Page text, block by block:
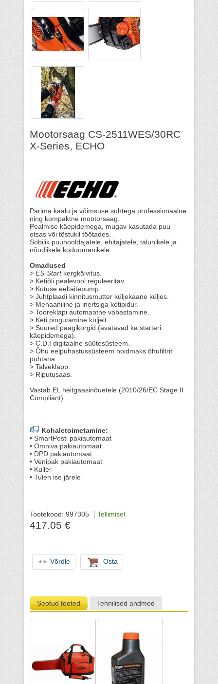
Mootorsaag CS-2511WES/30RC
X-Series, ECHO
Parima kaalu ja võimsuse suhtega professionaalne
ning kompaktne mootorsaag.
Pealmise käepidemega, mugav kasutada puu
otsas või tõstukil töötades.
Sobilik puuhooldajatele, ehitajatele, talunikele ja
nõudlikele koduomanikele.
Omadused
> ES-Startkergkäivitus.
> Ketiõli pealevool reguleeritav.
> Kütuse eeltäitepump.
> Juhtplaadi kinnitusmutter küljekaane küljes.
> Mehaaniline ja inertsiga ketipidur.
> Tooreklapi automaatne vabastamine.
> Keti pingutamine küljelt.
> Suured paagikorgid (avatavad ka starteri
käepidemega).
> C.D.I digitaalne süütesüsteem.
> Õhu eelpuhastussüsteem hoidmaks õhufiltrit
puhtana.
> Talveklapp.
> Riputusaas.
Vastab EL heitgaasinõuetele (2010/26/EC Stage II
Compliant).
Kohaletoimetamine:
• SmartPosti pakiautomaat
• Omniva pakiautomaat
• DPD pakiautomaat
• Venipak pakiautomaat
• Kuller
• Tulen ise järele
Tootekood: 997305 Tellimisel
417.05 €
Võrdle Osta
Seotud tooted Tehnilised andmed